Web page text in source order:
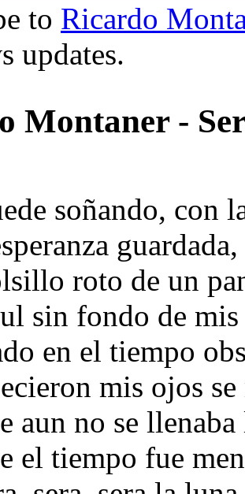
to Ricardo
updates.
Montaner -
soñando, con
guardada,
roto de un
sin fondo de mis
en el tiempo
mis ojos
aun no se
el tiempo fue